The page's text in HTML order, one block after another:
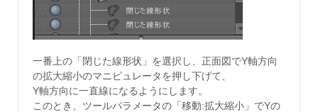
一番上の「閉じた線形状」を選択し、正面図でY軸方向
の拡大縮小のマニピュレータを押し下げて、
Y軸方向に一直線になるようにします。
このとき、ツールパラメータの「移動:拡大縮小」でYの